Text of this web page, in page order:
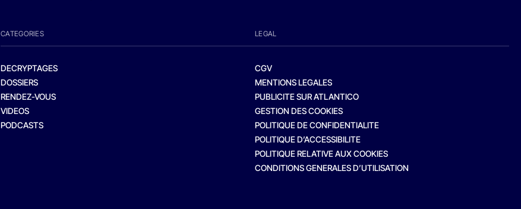
CATEGORIES
DECRYPTAGES
DOSSIERS
RENDEZ-VOUS
VIDEOS
PODCASTS
LEGAL
CGV
MENTIONS LEGALES
PUBLICITE SUR ATLANTICO
GESTION DES COOKIES
POLITIQUE DE CONFIDENTIALITE
POLITIQUE D’ACCESSIBILITE
POLITIQUE RELATIVE AUX COOKIES
CONDITIONS GENERALES D’UTILISATION